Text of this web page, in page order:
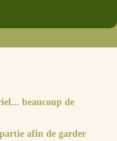
beaucoup de
afin de garder